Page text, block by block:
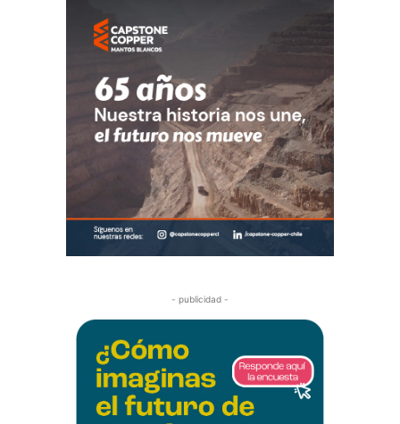
- publicidad -